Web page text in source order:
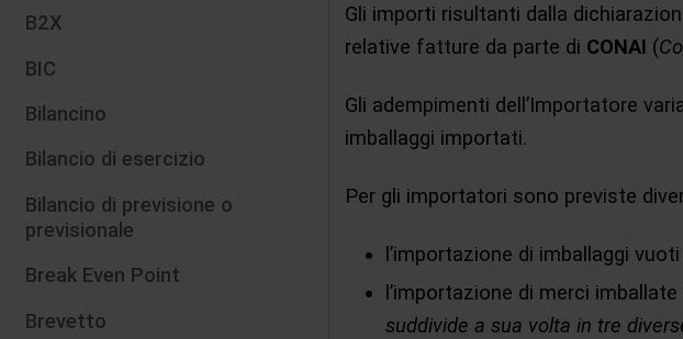
B2X
BIC
Bilancino
Bilancio di esercizio
Bilancio di previsione o
previsionale
Break Even Point
Brevetto
Gli importi risultanti dalla
relative fatture da parte di CONAI (
Gli adempimenti dell’Importatore
imballaggi importati.
Per gli importatori sono previste
l’importazione di imballaggi
l’importazione di merci
suddivide a sua volta in tre